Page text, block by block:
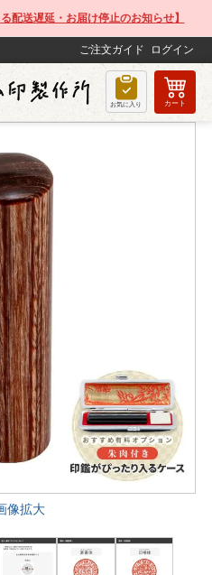
配送遅延・お届け停止のお知らせ】
ご注文ガイド ログイン
お気に入り カート
像拡大